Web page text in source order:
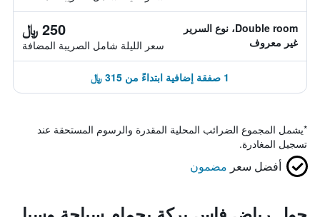
Double room، نوع السرير
غير معروف
250 ﷼
سعر الليلة شامل الصريبة المضافة
1 صفقة إضافية ابتداءً من 315 ﷼
*يشمل المجموع الضرائب المحلية المقدرة والرسوم المستحقة عند
تسجيل المغادرة.
أفضل سعر مضمون